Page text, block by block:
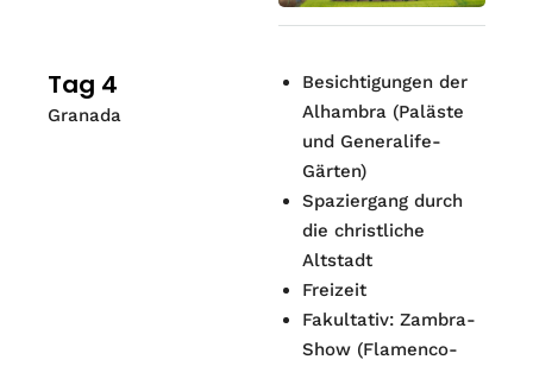
Tag 4
Granada
Besichtigungen der
Alhambra (Paläste
und Generalife-
Gärten)
Spaziergang durch
die christliche
Altstadt
Freizeit
Fakultativ: Zambra-
Show (Flamenco-